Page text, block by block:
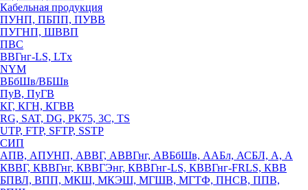
Кабельная продукция
ПУНП, ПБПП, ПУВВ
ПУГНП, ШВВП
ПВС
ВВГнг-LS, LTx
NYM
ВБбШв/ВБШв
ПуВ, ПуГВ
КГ, КГН, КГВВ
RG, SAT, DG, РК75, 3С, TS
UTP, FTP, SFTP, SSTP
СИП
АПВ, АПУНП, АВВГ, АВВГнг, АВБбШв, ААБл, АСБЛ, А, А
КВВГ, КВВГнг, КВВГЭнг, КВВГнг-LS, КВВГнг-FRLS, КВВ
БПВЛ, ВПП, МКШ, МКЭШ, МГШВ, МГТФ, ПНСВ, ППВ,